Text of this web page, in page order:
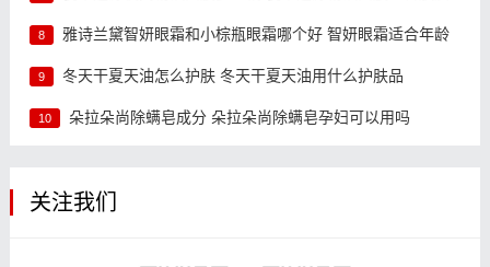
8 雅诗兰黛智妍眼霜和小棕瓶眼霜哪个好 智妍眼霜适合年龄
9 冬天干夏天油怎么护肤 冬天干夏天油用什么护肤品
10 朵拉朵尚除螨皂成分 朵拉朵尚除螨皂孕妇可以用吗
关注我们